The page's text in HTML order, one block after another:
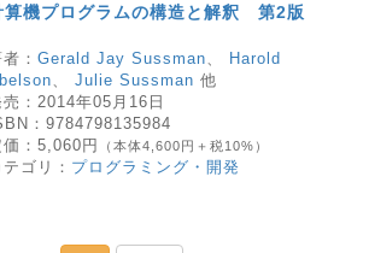
算機プログラムの構造と解釈 第2版
： Gerald Jay Sussman
Harold
Julie Sussman 他
： 2014年05月16日
： 9784798135984
： 5,060円 （本体4,600円＋税10%）
テゴリ： プログラミング・開発